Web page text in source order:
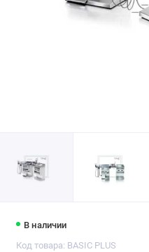
В наличии
Код товара: BASIC PLUS